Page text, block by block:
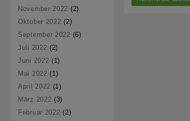
November 2022 (2)
Oktober 2022 (2)
September 2022 (6)
Juli 2022 (2)
Juni 2022 (1)
Mai 2022 (1)
April 2022 (1)
März 2022 (3)
Februar 2022 (2)